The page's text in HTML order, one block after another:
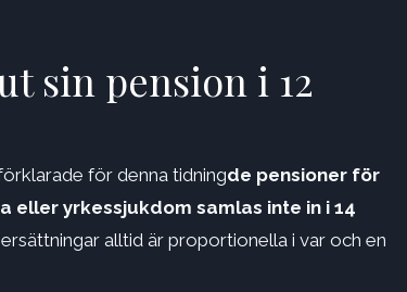
sin pension i 12
för denna tidningde pensioner för
yrkessjukdom samlas inte in i 14
alltid är proportionella i var och en